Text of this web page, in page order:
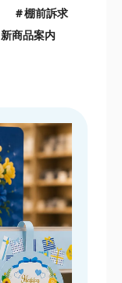
棚前訴求
新商品案内